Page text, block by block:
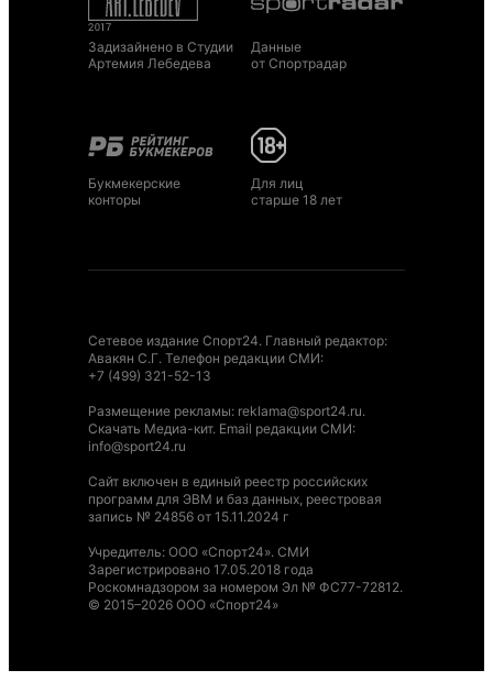
Задизайнено в Студии
Артемия Лебедева
Данные
от Спортрадар
Букмекерские
конторы
Для лиц
старше 18 лет
Сетевое издание Спорт24. Главный редактор:
Авакян С.Г. Телефон редакции СМИ:
+7 (499) 321-52-13
Размещение рекламы: reklama@sport24.ru.
Скачать Медиа-кит. Email редакции СМИ:
info@sport24.ru
Сайт включен в единый реестр российских
программ для ЭВМ и баз данных, реестровая
запись № 24856 от 15.11.2024 г
Учредитель: ООО «Спорт24». СМИ
Зарегистрировано 17.05.2018 года
Роскомнадзором за номером Эл № ФС77-72812.
© 2015–2026 ООО «Спорт24»